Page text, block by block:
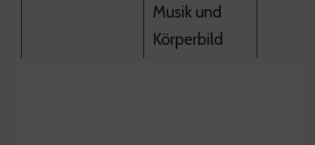
Musik und
Körperbild